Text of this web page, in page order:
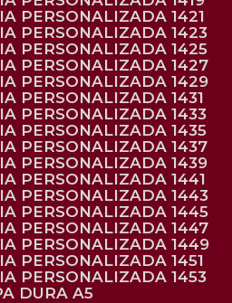
PERSONALIZADA 1421
PERSONALIZADA 1423
PERSONALIZADA 1425
PERSONALIZADA 1427
PERSONALIZADA 1429
PERSONALIZADA 1431
PERSONALIZADA 1433
PERSONALIZADA 1435
PERSONALIZADA 1437
PERSONALIZADA 1439
PERSONALIZADA 1441
PERSONALIZADA 1443
PERSONALIZADA 1445
PERSONALIZADA 1447
PERSONALIZADA 1449
PERSONALIZADA 1451
PERSONALIZADA 1453
DURA A5